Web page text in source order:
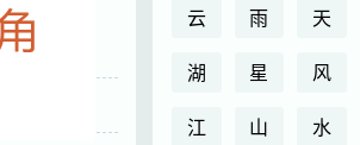
云 雨 天
湖
星 风
江
山 水